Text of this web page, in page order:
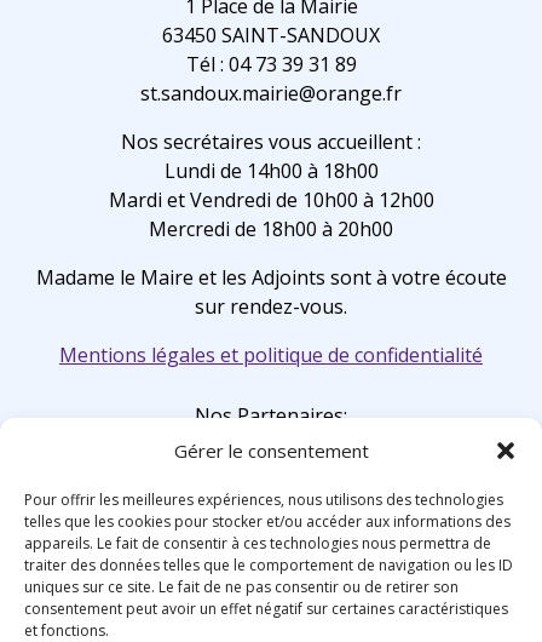
Gérer le consentement
Pour offrir les meilleures expériences, nous utilisons des technologies
telles que les cookies pour stocker et/ou accéder aux informations des
appareils. Le fait de consentir à ces technologies nous permettra de
traiter des données telles que le comportement de navigation ou les ID
uniques sur ce site. Le fait de ne pas consentir ou de retirer son
consentement peut avoir un effet négatif sur certaines caractéristiques
et fonctions.
1 Place de la Mairie
63450 SAINT-SANDOUX
Tél : 04 73 39 31 89
st.sandoux.mairie@orange.fr
Nos secrétaires vous accueillent :
Lundi de 14h00 à 18h00
Mardi et Vendredi de 10h00 à 12h00
Mercredi de 18h00 à 20h00
Madame le Maire et les Adjoints sont à votre écoute
sur rendez-vous.
Mentions légales et politique de confidentialité
Nos Partenaires: